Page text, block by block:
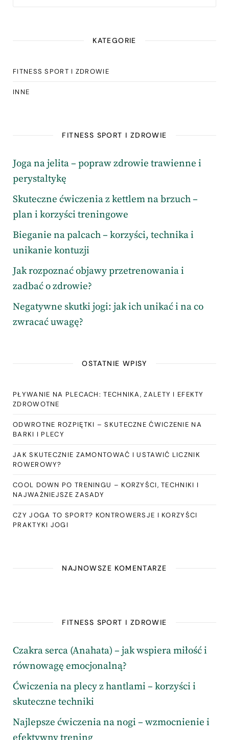
KATEGORIE
FITNESS SPORT I ZDROWIE
INNE
FITNESS SPORT I ZDROWIE
Joga na jelita – popraw zdrowie trawienne i
perystaltykę
Skuteczne ćwiczenia z kettlem na brzuch –
plan i korzyści treningowe
Bieganie na palcach – korzyści, technika i
unikanie kontuzji
Jak rozpoznać objawy przetrenowania i
zadbać o zdrowie?
Negatywne skutki jogi: jak ich unikać i na co
zwracać uwagę?
OSTATNIE WPISY
PŁYWANIE NA PLECACH: TECHNIKA, ZALETY I EFEKTY
ZDROWOTNE
ODWROTNE ROZPIĘTKI – SKUTECZNE ĆWICZENIE NA
BARKI I PLECY
JAK SKUTECZNIE ZAMONTOWAĆ I USTAWIĆ LICZNIK
ROWEROWY?
COOL DOWN PO TRENINGU – KORZYŚCI, TECHNIKI I
NAJWAŻNIEJSZE ZASADY
CZY JOGA TO SPORT? KONTROWERSJE I KORZYŚCI
PRAKTYKI JOGI
NAJNOWSZE KOMENTARZE
FITNESS SPORT I ZDROWIE
Czakra serca (Anahata) – jak wspiera miłość i
równowagę emocjonalną?
Ćwiczenia na plecy z hantlami – korzyści i
skuteczne techniki
Najlepsze ćwiczenia na nogi – wzmocnienie i
efektywny trening